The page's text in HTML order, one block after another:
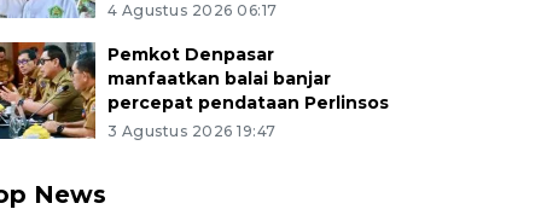
4 Agustus 2026 06:17
Pemkot Denpasar
manfaatkan balai banjar
percepat pendataan Perlinsos
3 Agustus 2026 19:47
News